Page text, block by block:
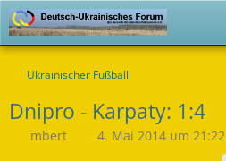
Ukrainischer Fußball
Dnipro - Karpaty: 1:4
mbert 4. Mai 2014 um 21:22